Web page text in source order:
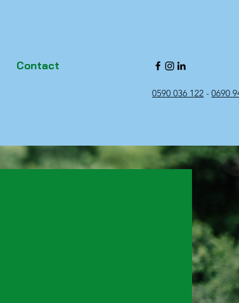
Contact
0590 036 122 - 0690